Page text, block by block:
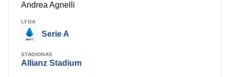
Andrea Agnelli
LYGA
Serie A
STADIONAS
Allianz Stadium